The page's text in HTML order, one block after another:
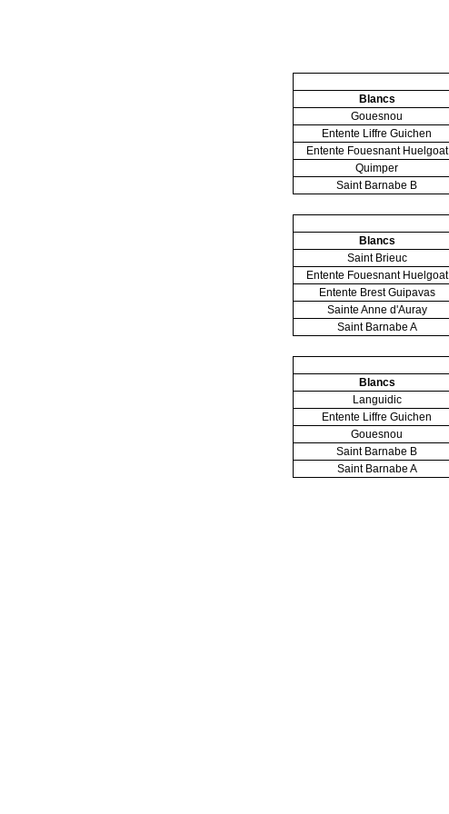
Blancs
Gouesnou
Entente Liffre Guichen
Entente Fouesnant Huelgoat
Quimper
Saint Barnabe B
Blancs
Saint Brieuc
Entente Fouesnant Huelgoat
Entente Brest Guipavas
Sainte Anne d'Auray
Saint Barnabe A
Blancs
Languidic
Entente Liffre Guichen
Gouesnou
Saint Barnabe B
Saint Barnabe A